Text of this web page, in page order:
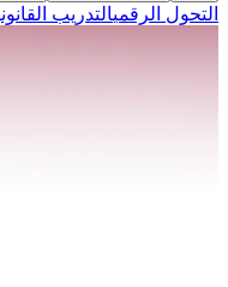
التحول الرقميالتدريب